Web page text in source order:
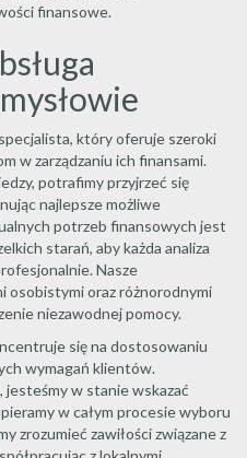
finansowe.
który oferuje szeroki
w zarządzaniu ich finansami.
potrafimy przyjrzeć się
najlepsze możliwe
potrzeb finansowych jest
starań, aby każda analiza
Nasze
osobistymi oraz różnorodnymi
niezawodnej pomocy.
się na dostosowaniu
wymagań klientów.
jesteśmy w stanie wskazać
w całym procesie wyboru
zrozumieć zawiłości związane z